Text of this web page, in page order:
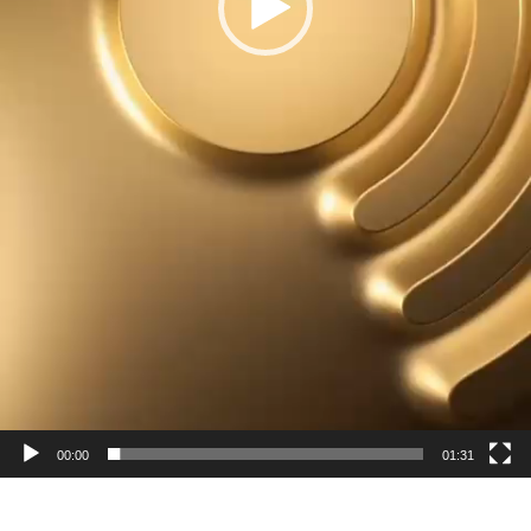
00:00 01:31